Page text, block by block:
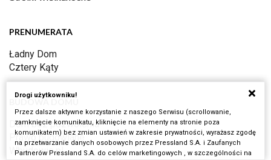
PRENUMERATA
Ładny Dom
Cztery Kąty
BUDOWA DOMU
Dom bez pozwolenia
Prawo budowlane
Wbudowie.pl
Drogi użytkowniku!
Przez dalsze aktywne korzystanie z naszego Serwisu (scrollowanie,
zamknięcie komunikatu, kliknięcie na elementy na stronie poza
komunikatem) bez zmian ustawień w zakresie prywatności, wyrażasz zgodę
na przetwarzanie danych osobowych przez Pressland S.A. i Zaufanych
Partnerów Pressland S.A. do celów marketingowych , w szczególności na